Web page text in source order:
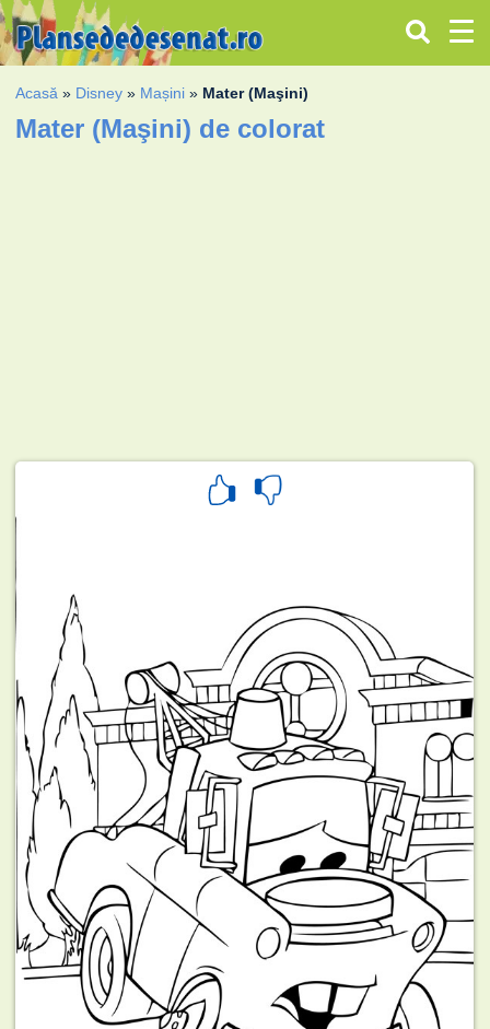
Acasă » Disney » Mașini » Mater (Maşini)
Mater (Maşini) de colorat